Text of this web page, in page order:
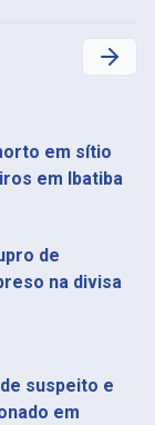
em sítio
em Ibatiba
de
na divisa
suspeito e
em